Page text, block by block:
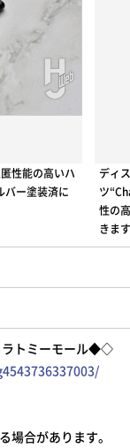
性能の高いハ
バー塗装済に
ディ
ツ
性の
きま
ラトミーモール◆◇
合があります。